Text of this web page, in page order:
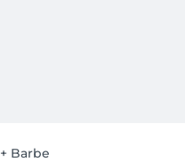
Prenez rendez-vous et
Barbe